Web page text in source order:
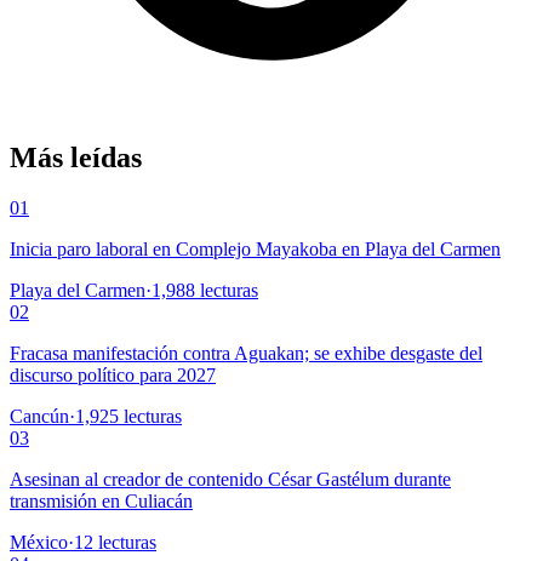
Más leídas
01
Inicia paro laboral en Complejo Mayakoba en Playa del Carmen
Playa del Carmen·1,988 lecturas
02
Fracasa manifestación contra Aguakan; se exhibe desgaste del
discurso político para 2027
Cancún·1,925 lecturas
03
Asesinan al creador de contenido César Gastélum durante
transmisión en Culiacán
México·12 lecturas